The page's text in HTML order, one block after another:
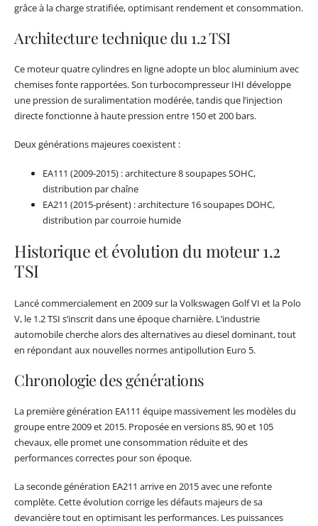
grâce à la charge stratifiée, optimisant rendement et consommation.
Architecture technique du 1.2 TSI
Ce moteur quatre cylindres en ligne adopte un bloc aluminium avec
chemises fonte rapportées. Son turbocompresseur IHI développe
une pression de suralimentation modérée, tandis que l’injection
directe fonctionne à haute pression entre 150 et 200 bars.
Deux générations majeures coexistent :
EA111 (2009-2015) : architecture 8 soupapes SOHC,
distribution par chaîne
EA211 (2015-présent) : architecture 16 soupapes DOHC,
distribution par courroie humide
Historique et évolution du moteur 1.2
TSI
Lancé commercialement en 2009 sur la Volkswagen Golf VI et la Polo
V, le 1.2 TSI s’inscrit dans une époque charnière. L’industrie
automobile cherche alors des alternatives au diesel dominant, tout
en répondant aux nouvelles normes antipollution Euro 5.
Chronologie des générations
La première génération EA111 équipe massivement les modèles du
groupe entre 2009 et 2015. Proposée en versions 85, 90 et 105
chevaux, elle promet une consommation réduite et des
performances correctes pour son époque.
La seconde génération EA211 arrive en 2015 avec une refonte
complète. Cette évolution corrige les défauts majeurs de sa
devancière tout en optimisant les performances. Les puissances